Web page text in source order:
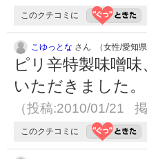
このクチコミに
こゆっとな さん （女性/愛知県
ピリ辛特製味噌
いただきました
（投稿:2010/01/21
このクチコミに